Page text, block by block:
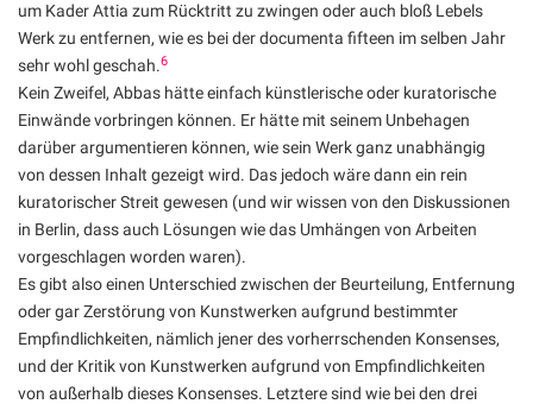
um Kader Attia zum Rücktritt zu zwingen oder auch bloß Lebels
Werk zu entfernen, wie es bei der documenta fifteen im selben Jahr
sehr wohl geschah.6
Kein Zweifel, Abbas hätte einfach künstlerische oder kuratorische
Einwände vorbringen können. Er hätte mit seinem Unbehagen
darüber argumentieren können, wie sein Werk ganz unabhängig
von dessen Inhalt gezeigt wird. Das jedoch wäre dann ein rein
kuratorischer Streit gewesen (und wir wissen von den Diskussionen
in Berlin, dass auch Lösungen wie das Umhängen von Arbeiten
vorgeschlagen worden waren).
Es gibt also einen Unterschied zwischen der Beurteilung, Entfernung
oder gar Zerstörung von Kunstwerken aufgrund bestimmter
Empfindlichkeiten, nämlich jener des vorherrschenden Konsenses,
und der Kritik von Kunstwerken aufgrund von Empfindlichkeiten
von außerhalb dieses Konsenses. Letztere sind wie bei den drei